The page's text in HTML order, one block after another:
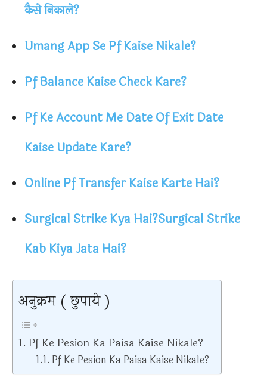
कैसे निकाले?
Umang App Se Pf Kaise Nikale?
Pf Balance Kaise Check Kare?
Pf Ke Account Me Date Of Exit Date
Kaise Update Kare?
Online Pf Transfer Kaise Karte Hai?
Surgical Strike Kya Hai?Surgical Strike
Kab Kiya Jata Hai?
अनुक्रम ( छुपाये )
Pf Ke Pesion Ka Paisa Kaise Nikale?
Pf Ke Pesion Ka Paisa Kaise Nikale?